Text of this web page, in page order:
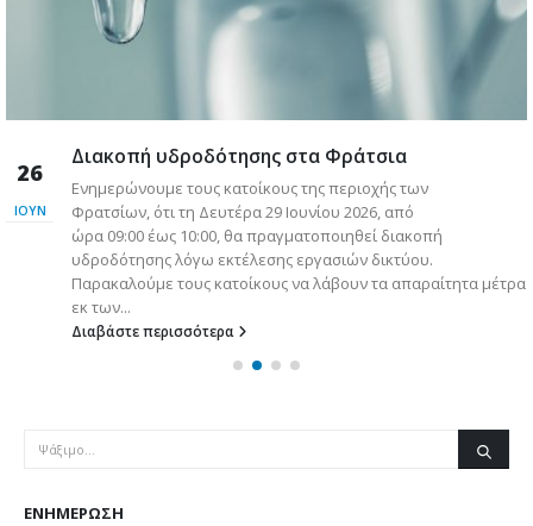
26
ΙΟΎΝ
Διακοπή υδροδότησης στα Φράτσια
Ενημερώνουμε τους κατοίκους της περιοχής των
Φρατσίων, ότι τη Δευτέρα 29 Ιουνίου 2026, από
ώρα 09:00 έως 10:00, θα πραγματοποιηθεί διακοπή
υδροδότησης λόγω εκτέλεσης εργασιών δικτύου.
Παρακαλούμε τους κατοίκους να λάβουν τα απαραίτητα μέτρα
εκ των...
Διαβάστε περισσότερα
ΕΝΗΜΈΡΩΣΗ